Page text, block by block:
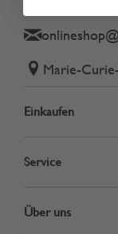
Marie-
Einkaufen
Service
Über uns